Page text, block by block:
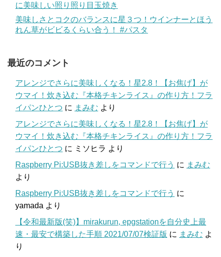
に美味しい照り照り目玉焼き
美味しさとコクのバランスに星３つ！ウインナーとほう
れん草がビビるくらい合う！ #パスタ
最近のコメント
アレンジでさらに美味しくなる！星2.8！【お焦げ】が
ウマイ！炊き込む『本格チキンライス』の作り方！フラ
イパンひとつ に まみむ より
アレンジでさらに美味しくなる！星2.8！【お焦げ】が
ウマイ！炊き込む『本格チキンライス』の作り方！フラ
イパンひとつ に ミソヒラ より
Raspberry Pi:USB抜き差しをコマンドで行う に まみむ
より
Raspberry Pi:USB抜き差しをコマンドで行う に
yamada より
【令和最新版(笑)】mirakurun, epgstationを自分史上最
速・最安で構築した手順 2021/07/07検証版 に まみむ よ
り